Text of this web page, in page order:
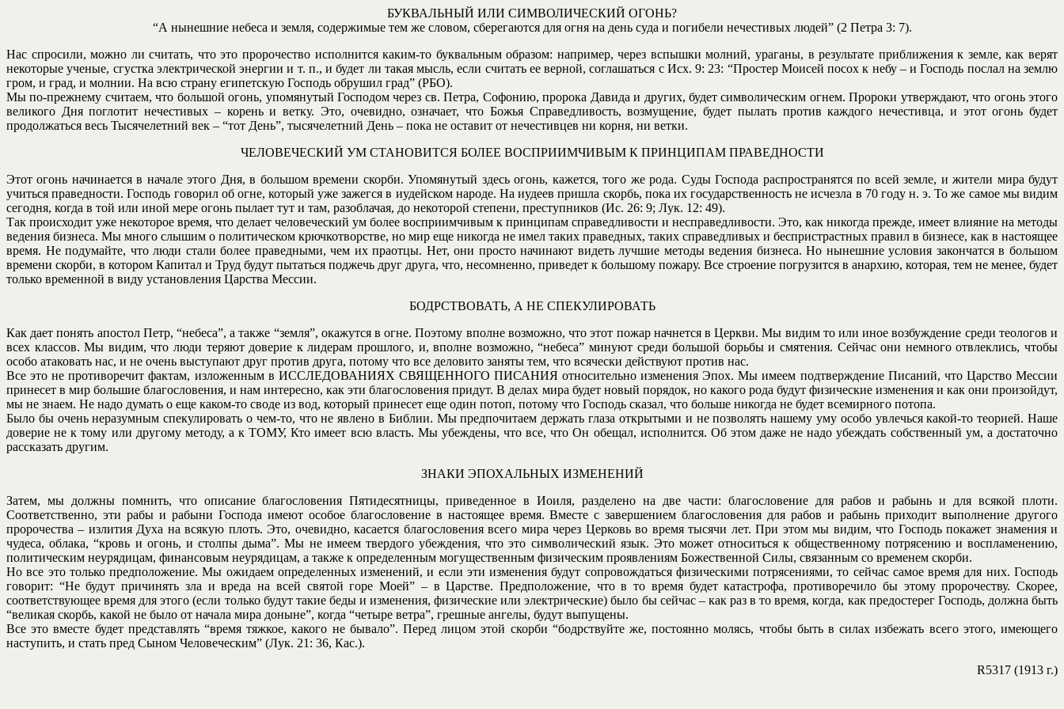
БУКВАЛЬНЫЙ ИЛИ СИМВОЛИЧЕСКИЙ ОГОНЬ?
“А нынешние небеса и земля, содержимые тем же словом, сберегаются для огня на день суда и погибели нечестивых людей” (2 Петра 3: 7).
Нас спросили, можно ли считать, что это пророчество исполнится каким-то буквальным образом: например, через вспышки молний, ураганы, в результате приближения к земле, как верят
некоторые ученые, сгустка электрической энергии и т. п., и будет ли такая мысль, если считать ее верной, соглашаться с Исх. 9: 23: “Простер Моисей посох к небу – и Господь послал на землю
гром, и град, и молнии. На всю страну египетскую Господь обрушил град” (РБО).
Мы по-прежнему считаем, что большой огонь, упомянутый Господом через св. Петра, Софонию, пророка Давида и других, будет символическим огнем. Пророки утверждают, что огонь этого
великого Дня поглотит нечестивых – корень и ветку. Это, очевидно, означает, что Божья Справедливость, возмущение, будет пылать против каждого нечестивца, и этот огонь будет
продолжаться весь Тысячелетний век – “тот День”, тысячелетний День – пока не оставит от нечестивцев ни корня, ни ветки.
ЧЕЛОВЕЧЕСКИЙ УМ СТАНОВИТСЯ БОЛЕЕ ВОСПРИИМЧИВЫМ К ПРИНЦИПАМ ПРАВЕДНОСТИ
Этот огонь начинается в начале этого Дня, в большом времени скорби. Упомянутый здесь огонь, кажется, того же рода. Суды Господа распространятся по всей земле, и жители мира будут
учиться праведности. Господь говорил об огне, который уже зажегся в иудейском народе. На иудеев пришла скорбь, пока их государственность не исчезла в 70 году н. э. То же самое мы видим
сегодня, когда в той или иной мере огонь пылает тут и там, разоблачая, до некоторой степени, преступников (Ис. 26: 9; Лук. 12: 49).
Так происходит уже некоторое время, что делает человеческий ум более восприимчивым к принципам справедливости и несправедливости. Это, как никогда прежде, имеет влияние на методы
ведения бизнеса. Мы много слышим о политическом крючкотворстве, но мир еще никогда не имел таких праведных, таких справедливых и беспристрастных правил в бизнесе, как в настоящее
время. Не подумайте, что люди стали более праведными, чем их праотцы. Нет, они просто начинают видеть лучшие методы ведения бизнеса. Но нынешние условия закончатся в большом
времени скорби, в котором Капитал и Труд будут пытаться поджечь друг друга, что, несомненно, приведет к большому пожару. Все строение погрузится в анархию, которая, тем не менее, будет
только временной в виду установления Царства Мессии.
БОДРСТВОВАТЬ, А НЕ СПЕКУЛИРОВАТЬ
Как дает понять апостол Петр, “небеса”, а также “земля”, окажутся в огне. Поэтому вполне возможно, что этот пожар начнется в Церкви. Мы видим то или иное возбуждение среди теологов и
всех классов. Мы видим, что люди теряют доверие к лидерам прошлого, и, вполне возможно, “небеса” минуют среди большой борьбы и смятения. Сейчас они немного отвлеклись, чтобы
особо атаковать нас, и не очень выступают друг против друга, потому что все деловито заняты тем, что всячески действуют против нас.
Все это не противоречит фактам, изложенным в ИССЛЕДОВАНИЯХ СВЯЩЕННОГО ПИСАНИЯ относительно изменения Эпох. Мы имеем подтверждение Писаний, что Царство Мессии
принесет в мир большие благословения, и нам интересно, как эти благословения придут. В делах мира будет новый порядок, но какого рода будут физические изменения и как они произойдут,
мы не знаем. Не надо думать о еще каком-то своде из вод, который принесет еще один потоп, потому что Господь сказал, что больше никогда не будет всемирного потопа.
Было бы очень неразумным спекулировать о чем-то, что не явлено в Библии. Мы предпочитаем держать глаза открытыми и не позволять нашему уму особо увлечься какой-то теорией. Наше
доверие не к тому или другому методу, а к ТОМУ, Кто имеет всю власть. Мы убеждены, что все, что Он обещал, исполнится. Об этом даже не надо убеждать собственный ум, а достаточно
рассказать другим.
ЗНАКИ ЭПОХАЛЬНЫХ ИЗМЕНЕНИЙ
Затем, мы должны помнить, что описание благословения Пятидесятницы, приведенное в Иоиля, разделено на две части: благословение для рабов и рабынь и для всякой плоти.
Соответственно, эти рабы и рабыни Господа имеют особое благословение в настоящее время. Вместе с завершением благословения для рабов и рабынь приходит выполнение другого
пророчества – излития Духа на всякую плоть. Это, очевидно, касается благословения всего мира через Церковь во время тысячи лет. При этом мы видим, что Господь покажет знамения и
чудеса, облака, “кровь и огонь, и столпы дыма”. Мы не имеем твердого убеждения, что это символический язык. Это может относиться к общественному потрясению и воспламенению,
политическим неурядицам, финансовым неурядицам, а также к определенным могущественным физическим проявлениям Божественной Силы, связанным со временем скорби.
Но все это только предположение. Мы ожидаем определенных изменений, и если эти изменения будут сопровождаться физическими потрясениями, то сейчас самое время для них. Господь
говорит: “Не будут причинять зла и вреда на всей святой горе Моей” – в Царстве. Предположение, что в то время будет катастрофа, противоречило бы этому пророчеству. Скорее,
соответствующее время для этого (если только будут такие беды и изменения, физические или электрические) было бы сейчас – как раз в то время, когда, как предостерег Господь, должна быть
“великая скорбь, какой не было от начала мира доныне”, когда “четыре ветра”, грешные ангелы, будут выпущены.
Все это вместе будет представлять “время тяжкое, какого не бывало”. Перед лицом этой скорби “бодрствуйте же, постоянно молясь, чтобы быть в силах избежать всего этого, имеющего
наступить, и стать пред Сыном Человеческим” (Лук. 21: 36, Кас.).
R5317 (1913 г.)